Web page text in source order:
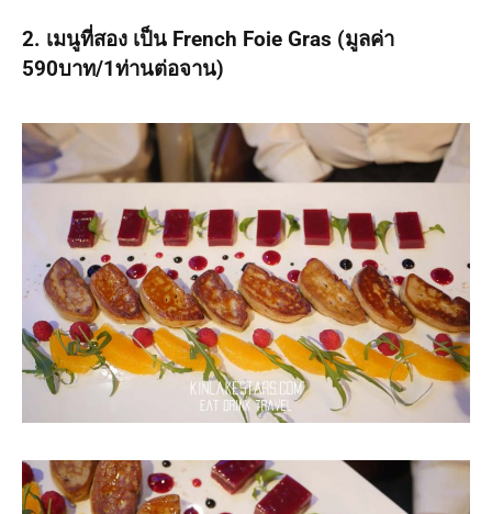
2. เมนูที่สอง เป็น French Foie Gras (มูลค่า
590บาท/1ท่านต่อจาน)